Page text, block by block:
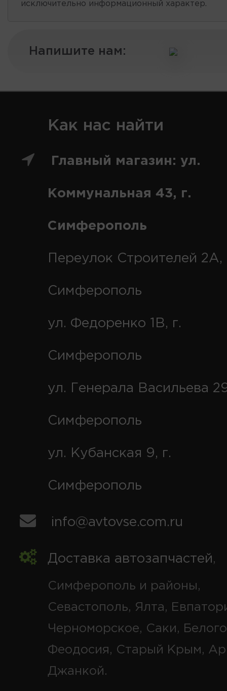
исключительно информационный характер.
Напишите нам:
Как нас найти
Главный магазин: ул.
Коммунальная 43, г.
Симферополь
Переулок Строителей 2А,
Симферополь
ул. Федоренко 1В, г.
Симферополь
ул. Генерала Васильева
Симферополь
ул. Кубанская 9, г.
Симферополь
info@avtovse.com.ru
Доставка автозапчастей,
Симферополь и районы,
Севастополь, Ялта,
Черноморское, Саки,
Феодосия, Старый Крым,
Джанкой.